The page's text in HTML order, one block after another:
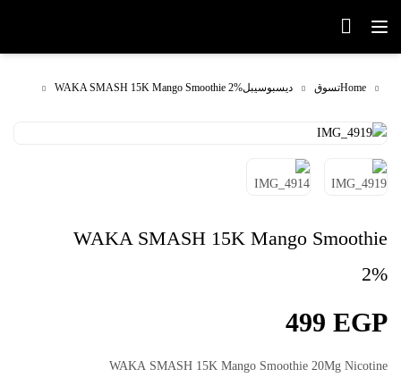
Homeتسوق ديسبوسيبلWAKA SMASH 15K Mango Smoothie 2%
WAKA SMASH 15K Mango Smoothie
2%
499 EGP
WAKA SMASH 15K Mango Smoothie 20Mg Nicotine